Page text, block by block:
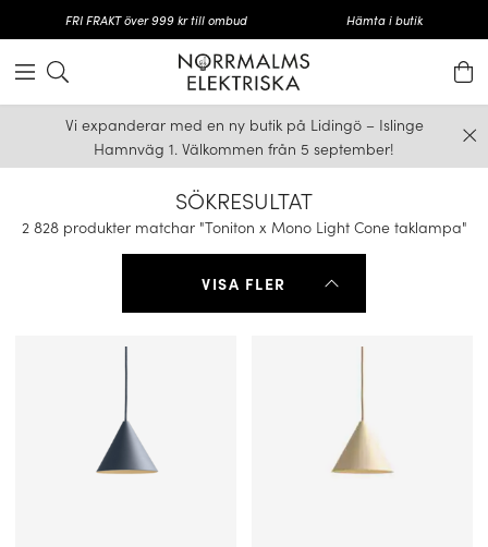
FRI FRAKT över 999 kr till ombud Hämta i butik
Vi expanderar med en ny butik på Lidingö – Islinge
Hamnväg 1. Välkommen från 5 september!
SÖKRESULTAT
2 828 produkter matchar "Toniton x Mono Light Cone taklampa"
VISA FLER